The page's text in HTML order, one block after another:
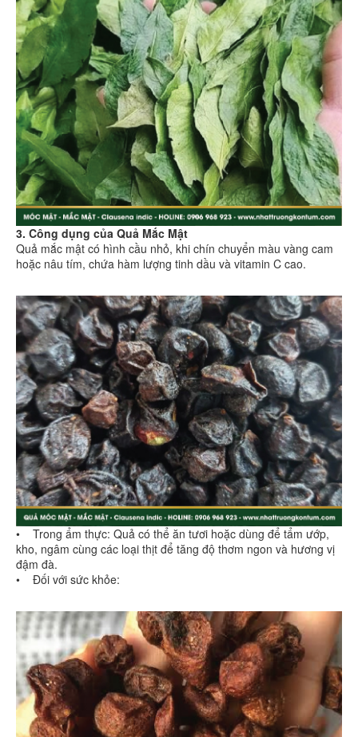
3. Công dụng của Quả Mắc Mật
Quả mắc mật có hình cầu nhỏ, khi chín chuyển màu vàng cam
hoặc nâu tím, chứa hàm lượng tinh dầu và vitamin C cao.
• Trong ẩm thực: Quả có thể ăn tươi hoặc dùng để tẩm ướp,
kho, ngâm cùng các loại thịt để tăng độ thơm ngon và hương vị
đậm đà.
• Đối với sức khỏe: